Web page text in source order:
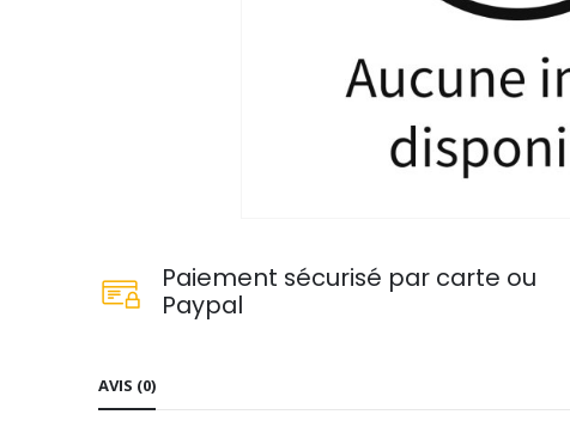
Paiement sécurisé par carte ou
Paypal
AVIS (0)